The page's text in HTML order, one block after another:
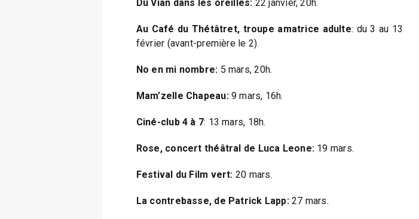
Du Vian dans les oreilles: 22 janvier, 20h.
Au Café du Thétâtret, troupe amatrice adulte: du 3 au 13
février (avant-première le 2).
No en mi nombre: 5 mars, 20h.
Mam’zelle Chapeau:9 mars, 16h.
Ciné-club 4 à 7: 13 mars, 18h.
Rose, concert théâtral de Luca Leone:19 mars.
Festival du Film vert: 20 mars.
La contrebasse, de Patrick Lapp:27 mars.